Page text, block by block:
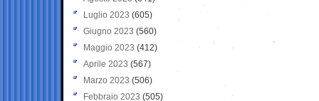
Luglio 2023 (605)
Giugno 2023 (560)
Maggio 2023 (412)
Aprile 2023 (567)
Marzo 2023 (506)
Febbraio 2023 (505)